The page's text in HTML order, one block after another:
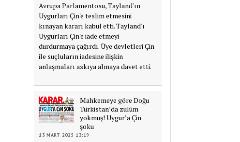
Avrupa Parlamentosu, Tayland'ın
Uygurları Çin'e teslim etmesini
kınayan kararı kabul etti. Tayland'ı
Uygurları Çin'e iade etmeyi
durdurmaya çağırdı. Üye devletleri Çin
ile suçluların iadesine ilişkin
anlaşmaları askıya almaya davet etti.
Mahkemeye göre Doğu
Türkistan’da zulüm
yokmuş! Uygur’a Çin
şoku
13 MART 2025 13:19